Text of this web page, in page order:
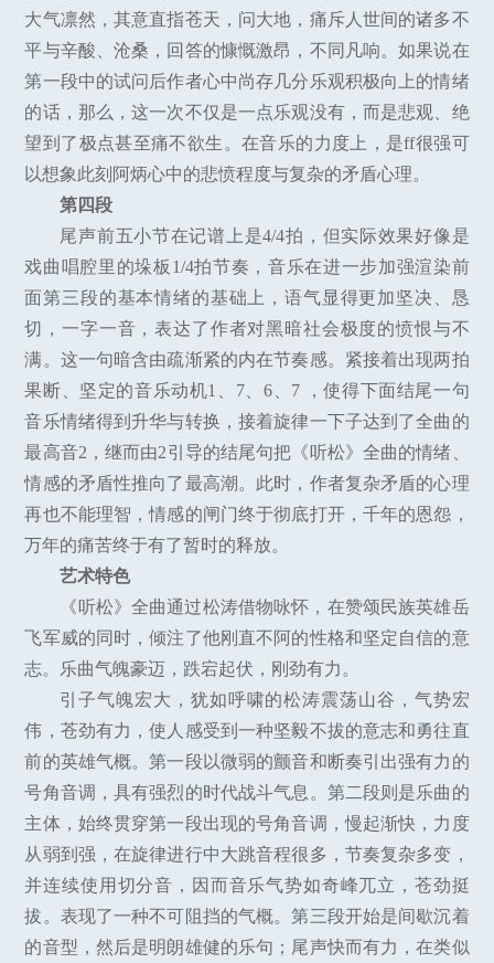
大气凛然，其意直指苍天，问大地，痛斥人世间的诸多不
平与辛酸、沧桑，回答的慷慨激昂，不同凡响。如果说在
第一段中的试问后作者心中尚存几分乐观积极向上的情绪
的话，那么，这一次不仅是一点乐观没有，而是悲观、绝
望到了极点甚至痛不欲生。在音乐的力度上，是ff很强可
以想象此刻阿炳心中的悲愤程度与复杂的矛盾心理。
第四段
尾声前五小节在记谱上是4/4拍，但实际效果好像是
戏曲唱腔里的垛板1/4拍节奏，音乐在进一步加强渲染前
面第三段的基本情绪的基础上，语气显得更加坚决、恳
切，一字一音，表达了作者对黑暗社会极度的愤恨与不
满。这一句暗含由疏渐紧的内在节奏感。紧接着出现两拍
果断、坚定的音乐动机1、7、6、7 ，使得下面结尾一句
音乐情绪得到升华与转换，接着旋律一下子达到了全曲的
最高音2，继而由2引导的结尾句把《听松》全曲的情绪、
情感的矛盾性推向了最高潮。此时，作者复杂矛盾的心理
再也不能理智，情感的闸门终于彻底打开，千年的恩怨，
万年的痛苦终于有了暂时的释放。
艺术特色
《听松》全曲通过松涛借物咏怀，在赞颂民族英雄岳
飞军威的同时，倾注了他刚直不阿的性格和坚定自信的意
志。乐曲气魄豪迈，跌宕起伏，刚劲有力。
引子气魄宏大，犹如呼啸的松涛震荡山谷，气势宏
伟，苍劲有力，使人感受到一种坚毅不拔的意志和勇往直
前的英雄气概。第一段以微弱的颤音和断奏引出强有力的
号角音调，具有强烈的时代战斗气息。第二段则是乐曲的
主体，始终贯穿第一段出现的号角音调，慢起渐快，力度
从弱到强，在旋律进行中大跳音程很多，节奏复杂多变，
并连续使用切分音，因而音乐气势如奇峰兀立，苍劲挺
拔。表现了一种不可阻挡的气概。第三段开始是间歇沉着
的音型，然后是明朗雄健的乐句；尾声快而有力，在类似